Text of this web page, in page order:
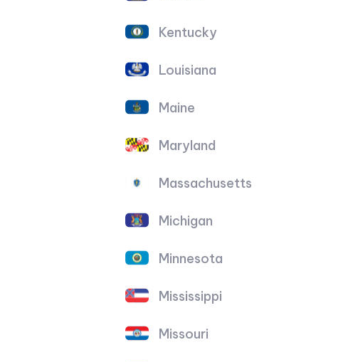
Kentucky
Louisiana
Maine
Maryland
Massachusetts
Michigan
Minnesota
Mississippi
Missouri